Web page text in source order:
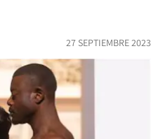
27 SEPTIEMBRE 2023